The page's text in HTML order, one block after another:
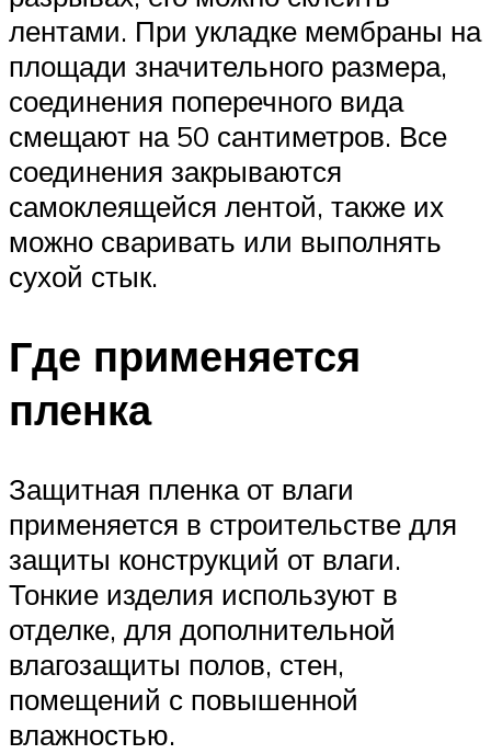
лентами. При укладке мембраны на
площади значительного размера,
соединения поперечного вида
смещают на 50 сантиметров. Все
соединения закрываются
самоклеящейся лентой, также их
можно сваривать или выполнять
сухой стык.
Где применяется
пленка
Защитная пленка от влаги
применяется в строительстве для
защиты конструкций от влаги.
Тонкие изделия используют в
отделке, для дополнительной
влагозащиты полов, стен,
помещений с повышенной
влажностью.